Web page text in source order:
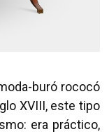
buró rococó
XVIII, este tipo
era práctico,